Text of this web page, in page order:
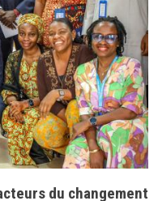
du changement